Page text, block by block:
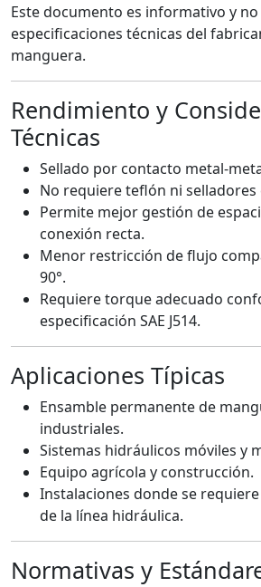
Este documento es informativo y
especificaciones técnicas del
manguera.
Rendimiento y
Técnicas
Sellado por contacto metal-
No requiere teflón ni selladores
Permite mejor gestión de
conexión recta.
Menor restricción de flujo
90°.
Requiere torque adecuado
especificación SAE J514.
Aplicaciones Típicas
Ensamble permanente de
industriales.
Sistemas hidráulicos móviles y
Equipo agrícola y construcción.
Instalaciones donde se
de la línea hidráulica.
Normativas y